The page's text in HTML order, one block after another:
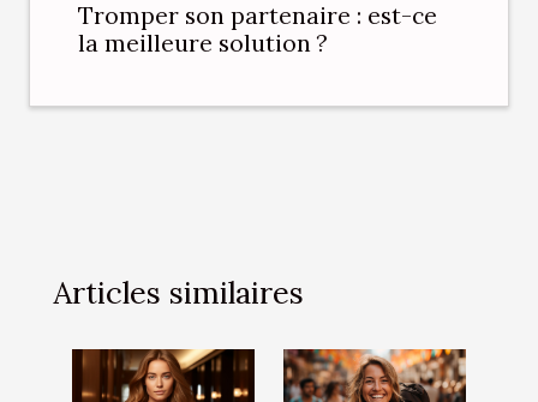
Tromper son partenaire : est-ce
la meilleure solution ?
Articles similaires